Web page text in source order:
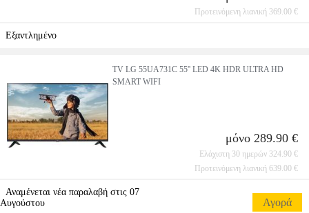
Προτεινόμενη λιανική 369.00 €
Εξαντλημένο
TV LG 55UA731C 55'' LED 4K HDR ULTRA HD
SMART WIFI
μόνο 289.90 €
Ελάχιστη 30 ημερών 324.90 €
Προτεινόμενη λιανική 639.00 €
Αναμένεται νέα παραλαβή στις 07
Αυγούστου
Αγορά